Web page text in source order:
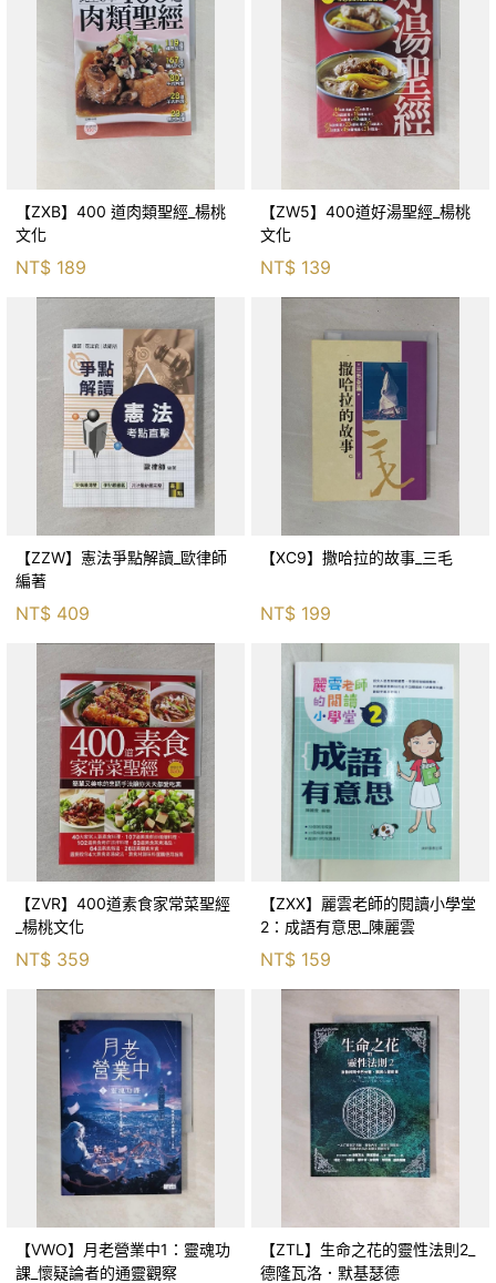
【ZXB】400 道肉類聖經_楊桃
文化
NT$ 189
【ZW5】400道好湯聖經_楊桃
文化
NT$ 139
【ZZW】憲法爭點解讀_歐律師
編著
NT$ 409
【XC9】撒哈拉的故事_三毛
NT$ 199
【ZVR】400道素食家常菜聖經
_楊桃文化
NT$ 359
【ZXX】麗雲老師的閱讀小學堂
2：成語有意思_陳麗雲
NT$ 159
【VWO】月老營業中1：靈魂功
課_懷疑論者的通靈觀察
【ZTL】生命之花的靈性法則2_
德隆瓦洛．默基瑟德